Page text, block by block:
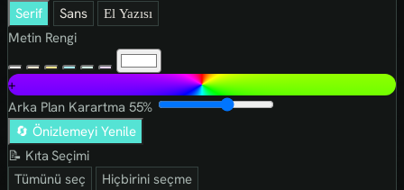
Serif
Sans El Yazısı
Metin Rengi
+
Arka Plan Karartma 55%
🔄 Önizlemeyi Yenile
📝 Kıta Seçimi
Tümünü seç
Hiçbirini seçme